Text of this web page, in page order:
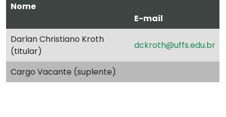
Nome
E-mail
Darlan Christiano Kroth
(titular)
dckroth@uffs.edu.br
Cargo Vacante (suplente)